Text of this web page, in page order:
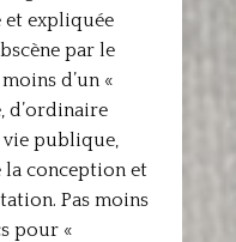
et expliquée
par le
d’un «
d’ordinaire
vie publique,
conception et
Pas moins
pour «